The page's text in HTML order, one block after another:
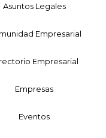
Asuntos Legales
Empresarial
Empresarial
Empresas
Eventos